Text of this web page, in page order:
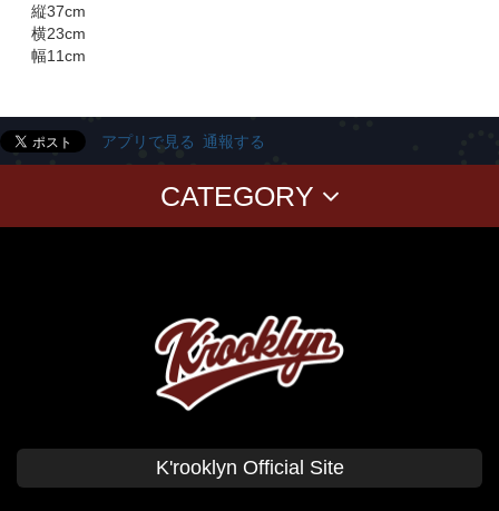
縦37cm
横23cm
幅11cm
アプリで見る 通報する
CATEGORY
T-SHIRTS PANTS CAP GOODS
CLASSICS
T-SHIRT
SWEAT
CAP
SHORT PANTS
TANK TOP
K'rooklyn Official Site